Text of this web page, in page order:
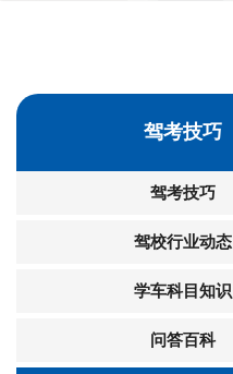
驾考技巧
驾考技巧
驾校行业动态
学车科目知识
问答百科